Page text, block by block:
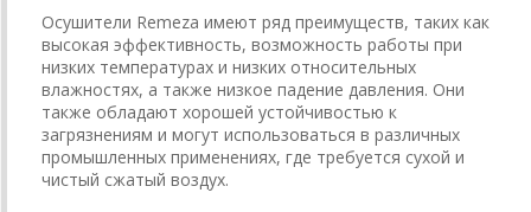
Осушители Remeza имеют ряд преимуществ, таких как
высокая эффективность, возможность работы при
низких температурах и низких относительных
влажностях, а также низкое падение давления. Они
также обладают хорошей устойчивостью к
загрязнениям и могут использоваться в различных
промышленных применениях, где требуется сухой и
чистый сжатый воздух.